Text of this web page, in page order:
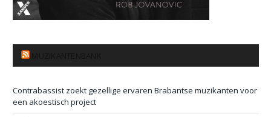
Contrabassist zoekt gezellige ervaren Brabantse muzikanten voor
een akoestisch project